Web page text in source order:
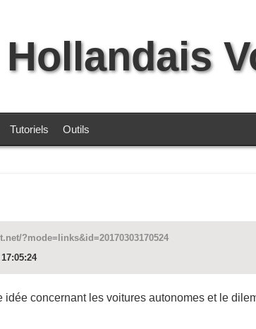
Hollandais
Tutoriels Outils
?mode=links&id=20170303170524
idée concernant les voitures autonomes et le